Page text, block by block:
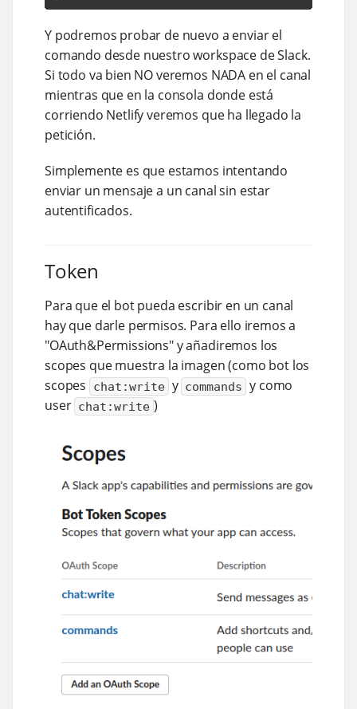
Y podremos probar de nuevo a enviar el
comando desde nuestro workspace de Slack.
Si todo va bien NO veremos NADA en el canal
mientras que en la consola donde está
corriendo Netlify veremos que ha llegado la
petición.
Simplemente es que estamos intentando
enviar un mensaje a un canal sin estar
autentificados.
Token
Para que el bot pueda escribir en un canal
hay que darle permisos. Para ello iremos a
"OAuth&Permissions" y añadiremos los
scopes que muestra la imagen (como bot los
scopes
chat:write y commands y como
user chat:write )